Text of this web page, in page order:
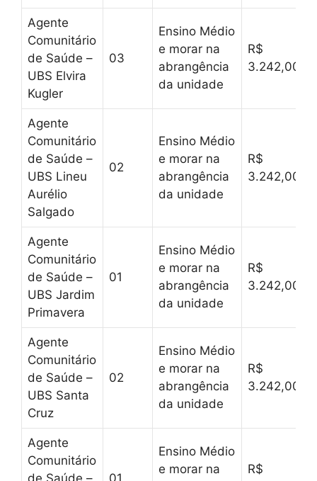
Agente
Comunitário
de Saúde –
UBS Elvira
Kugler
03
Ensino Médio
e morar na
abrangência
da unidade
R$
3.242,00
Agente
Comunitário
de Saúde –
UBS Lineu
Aurélio
Salgado
02
Ensino Médio
e morar na
abrangência
da unidade
R$
3.242,00
Agente
Comunitário
de Saúde –
UBS Jardim
Primavera
01
Ensino Médio
e morar na
abrangência
da unidade
R$
3.242,00
Agente
Comunitário
de Saúde –
UBS Santa
Cruz
02
Ensino Médio
e morar na
abrangência
da unidade
R$
3.242,00
Agente
Comunitário
de Saúde –
01
Ensino Médio
e morar na
R$